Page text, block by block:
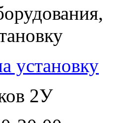
установку
2У